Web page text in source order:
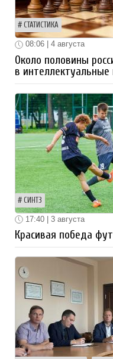
СТАТИСТИКА
08:06 | 4 августа
Около половины
в интеллектуальные
СИНТЗ
17:40 | 3 августа
Красивая победа